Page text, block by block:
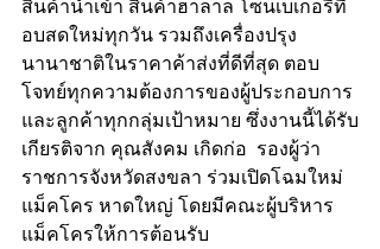
สินค้านำเข้า สินค้าฮาลาล โซนเบเกอรี่ที่
อบสดใหม่ทุกวัน รวมถึงเครื่องปรุง
นานาชาติในราคาค้าส่งที่ดีที่สุด ตอบ
โจทย์ทุกความต้องการของผู้ประกอบการ
และลูกค้าทุกกลุ่มเป้าหมาย ซึ่งงานนี้ได้รับ
เกียรติจาก คุณสังคม เกิดก่อ  รองผู้ว่า
ราชการจังหวัดสงขลา ร่วมเปิดโฉมใหม่
แม็คโคร หาดใหญ่ โดยมีคณะผู้บริหาร
แม็คโครให้การต้อนรับ